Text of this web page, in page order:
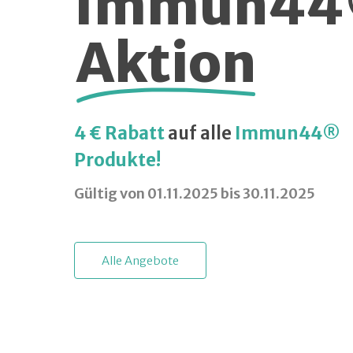
Aktion
4 € Rabattauf alle Immun44®
Produkte!
Gültig von 01.11.2025 bis 30.11.2025
Alle Angebote